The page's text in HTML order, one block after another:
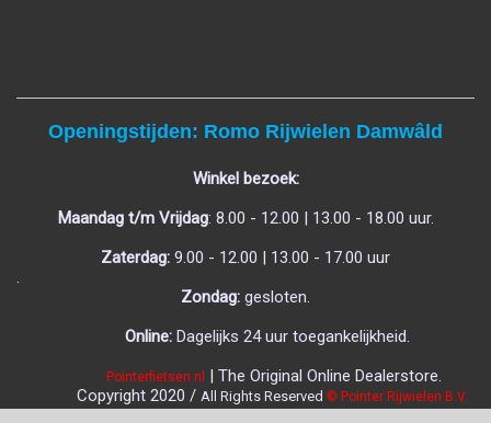
Openingstijden: Romo Rijwielen Damwâld
Winkel bezoek:
Maandag t/m Vrijdag: 8.00 - 12.00 | 13.00 - 18.00 uur.
Zaterdag: 9.00 - 12.00 | 13.00 - 17.00 uur
.
Zondag: gesloten.
Online: Dagelijks 24 uur toegankelijkheid.
Pointerfietsen.nl
| The Original Online Dealerstore.
Copyright 2020 / All Rights Reserved © Pointer Rijwielen B.V.